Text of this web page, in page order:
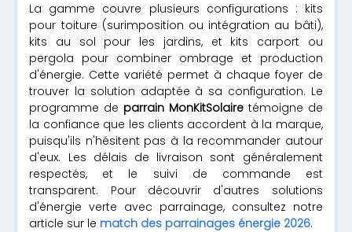
La gamme couvre plusieurs configurations : kits
pour toiture (surimposition ou intégration au bâti),
kits au sol pour les jardins, et kits carport ou
pergola pour combiner ombrage et production
d'énergie. Cette variété permet à chaque foyer de
trouver la solution adaptée à sa configuration. Le
programme de parrain MonKitSolairetémoigne de
la confiance que les clients accordent à la marque,
puisqu'ils n'hésitent pas à la recommander autour
d'eux. Les délais de livraison sont généralement
respectés, et le suivi de commande est
transparent. Pour découvrir d'autres solutions
d'énergie verte avec parrainage, consultez notre
article sur le match des parrainages énergie 2026.